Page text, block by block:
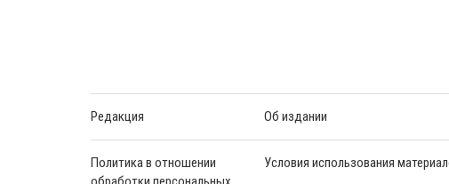
Редакция Об издании
Политика в отношении
Условия использования